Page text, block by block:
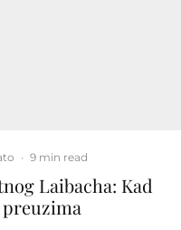
· 9 min read
Laibacha: Kad